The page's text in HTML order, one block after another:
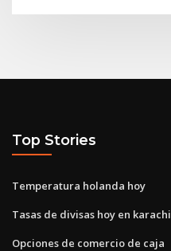
Top Stories
Temperatura holanda hoy
Tasas de divisas hoy en karachi
Opciones de comercio de caja